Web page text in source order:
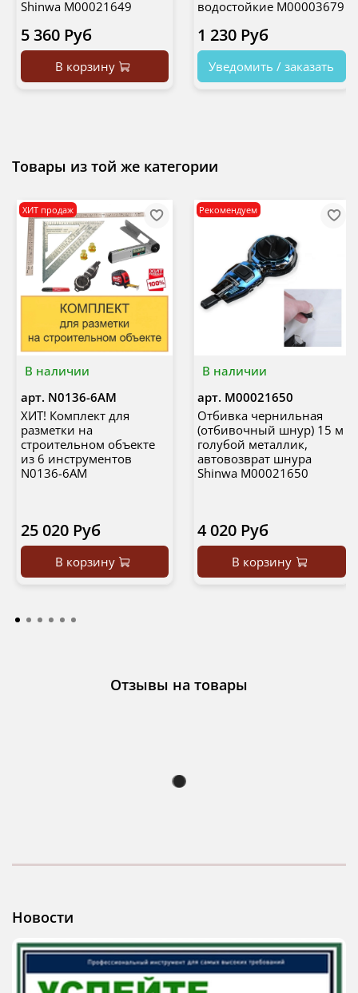
Shinwa М00021649
5 360 Руб
В корзину
водостойкие М00003679
1 230 Руб
Уведомить / заказать
Товары из той же категории
В наличии
ХИТ продаж
арт. N0136-6AM
ХИТ! Комплект для
разметки на
строительном объекте
из 6 инструментов
N0136-6AM
25 020 Руб
В корзину
В наличии
Рекомендуем
арт. М00021650
Отбивка чернильная
(отбивочный шнур) 15 м
голубой металлик,
автовозврат шнура
Shinwa М00021650
4 020 Руб
В корзину
Отзывы на товары
Новости